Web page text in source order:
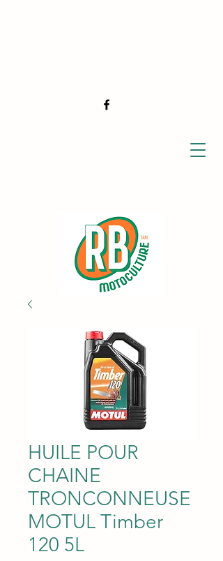
HUILE POUR
CHAINE
TRONCONNEUSE
MOTUL Timber
120 5L